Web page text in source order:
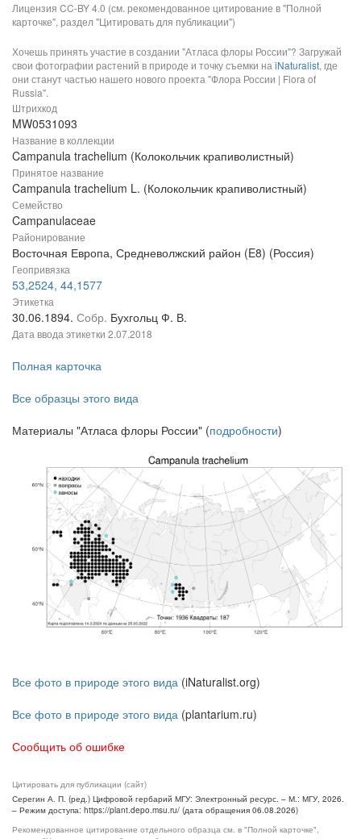
Лицензия CC-BY 4.0 (см. рекомендованное цитирование в "Полной
карточке", раздел "Цитировать для публикации")
Хочешь принять участие в создании "Атласа флоры России"? Загружай
свои фотографии растений в природе и точку съемки наiNaturalist, где
они станут частью нашего нового проекта "Флора России | Flora of
Russia".
Штрихкод
MW0531093
Название в коллекции
Campanula trachelium (Колокольчик крапиволистный)
Принятое название
Campanula trachelium L. (Колокольчик крапиволистный)
Семейство
Campanulaceae
Районирование
Восточная Европа, Средневолжский район (E8) (Россия)
Геопривязка
53,2524, 44,1577
Этикетка
30.06.1894. Собр. Бухгольц Ф. В.
Дата ввода этикетки 2.07.2018
Полная карточка
Все образцы этого вида
Материалы "Атласа флоры России" (подробности)
Все фото в природе этого вида (iNaturalist.org)
Все фото в природе этого вида (plantarium.ru)
Сообщить об ошибке
Цитировать для публикации (сайт)
Серегин А. П. (ред.) Цифровой гербарий МГУ: Электронный ресурс. – М.: МГУ, 2026.
– Режим доступа: https://plant.depo.msu.ru/ (дата обращения 06.08.2026)
Рекомендованное цитирование отдельного образца см. в "Полной карточке",